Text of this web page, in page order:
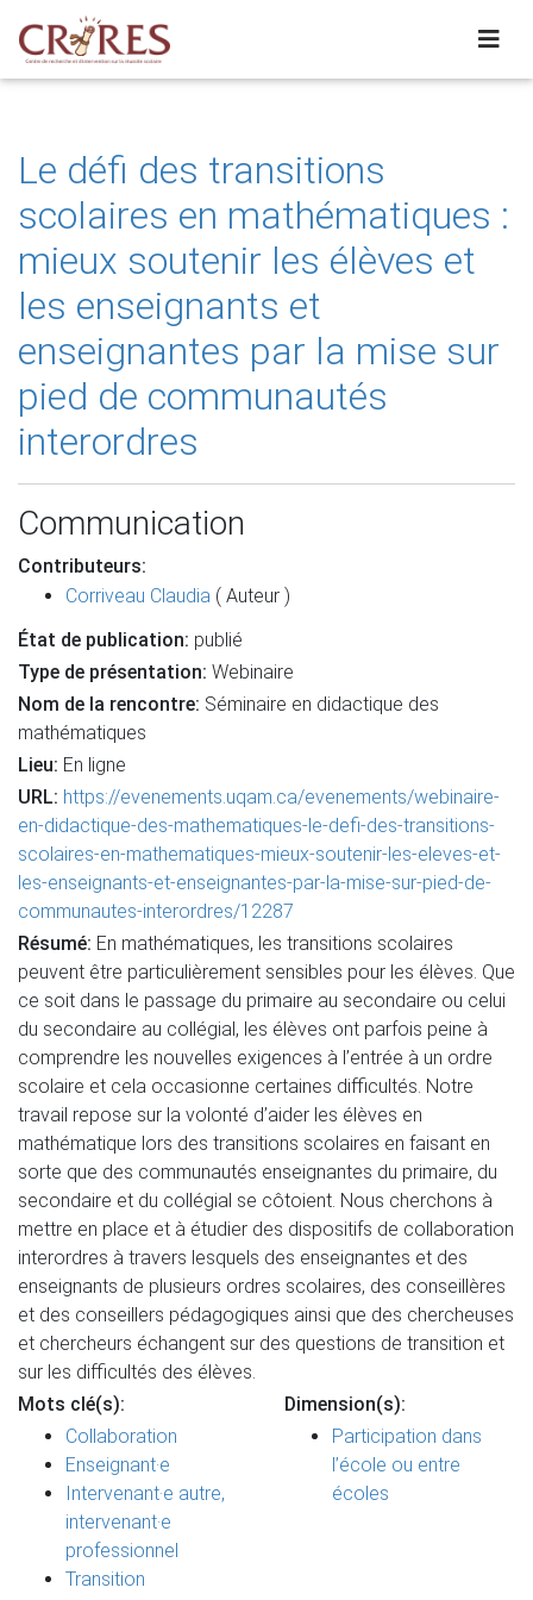
Le défi des transitions
scolaires en mathématiques :
mieux soutenir les élèves et
les enseignants et
enseignantes par la mise sur
pied de communautés
interordres
Communication
Contributeurs:
Corriveau Claudia ( Auteur )
État de publication: publié
Type de présentation: Webinaire
Nom de la rencontre: Séminaire en didactique des
mathématiques
Lieu: En ligne
URL: https://evenements.uqam.ca/evenements/webinaire-
en-didactique-des-mathematiques-le-defi-des-transitions-
scolaires-en-mathematiques-mieux-soutenir-les-eleves-et-
les-enseignants-et-enseignantes-par-la-mise-sur-pied-de-
communautes-interordres/12287
Résumé: En mathématiques, les transitions scolaires
peuvent être particulièrement sensibles pour les élèves. Que
ce soit dans le passage du primaire au secondaire ou celui
du secondaire au collégial, les élèves ont parfois peine à
comprendre les nouvelles exigences à l’entrée à un ordre
scolaire et cela occasionne certaines difficultés. Notre
travail repose sur la volonté d’aider les élèves en
mathématique lors des transitions scolaires en faisant en
sorte que des communautés enseignantes du primaire, du
secondaire et du collégial se côtoient. Nous cherchons à
mettre en place et à étudier des dispositifs de collaboration
interordres à travers lesquels des enseignantes et des
enseignants de plusieurs ordres scolaires, des conseillères
et des conseillers pédagogiques ainsi que des chercheuses
et chercheurs échangent sur des questions de transition et
sur les difficultés des élèves.
Mots clé(s):
Collaboration
Enseignant·e
Intervenant·e autre,
intervenant·e
professionnel
Transition
Dimension(s):
Participation dans
l’école ou entre
écoles